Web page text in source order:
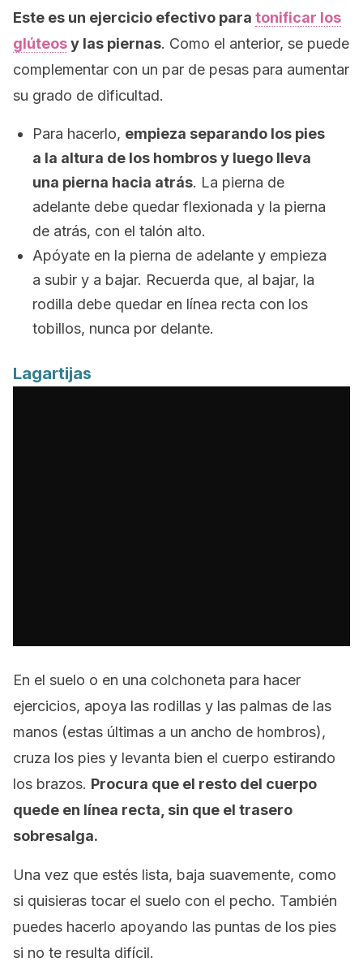
Este es un ejercicio efectivo para tonificar los
glúteosy las piernas. Como el anterior, se puede
complementar con un par de pesas para aumentar
su grado de dificultad.
Para hacerlo, empieza separando los pies
a la altura de los hombros y luego lleva
una pierna hacia atrás. La pierna de
adelante debe quedar flexionada y la pierna
de atrás, con el talón alto.
Apóyate en la pierna de adelante y empieza
a subir y a bajar. Recuerda que, al bajar, la
rodilla debe quedar en línea recta con los
tobillos, nunca por delante.
Lagartijas
En el suelo o en una colchoneta para hacer
ejercicios, apoya las rodillas y las palmas de las
manos (estas últimas a un ancho de hombros),
cruza los pies y levanta bien el cuerpo estirando
los brazos. Procura que el resto del cuerpo
quede en línea recta, sin que el trasero
sobresalga.
Una vez que estés lista, baja suavemente, como
si quisieras tocar el suelo con el pecho. También
puedes hacerlo apoyando las puntas de los pies
si no te resulta difícil.